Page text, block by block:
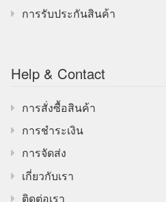
การรับประกันสินค้า
Help & Contact
การสั่งซื้อสินค้า
การชำระเงิน
การจัดส่ง
เกี่ยวกับเรา
ติดต่อเรา